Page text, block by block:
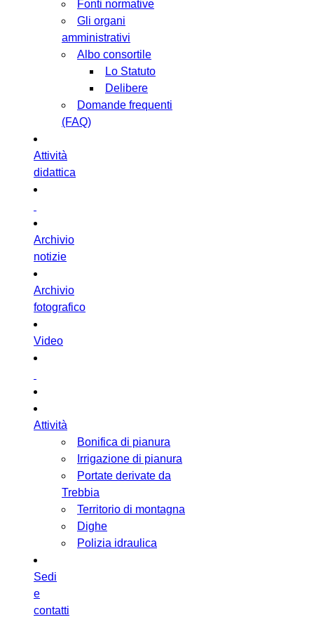
Fonti normative
Gli organi
amministrativi
Albo consortile
Lo Statuto
Delibere
Domande frequenti
(FAQ)
Attività
didattica
Archivio
notizie
Archivio
fotografico
Video
Attività
Bonifica di pianura
Irrigazione di pianura
Portate derivate da
Trebbia
Territorio di montagna
Dighe
Polizia idraulica
Sedi
e
contatti